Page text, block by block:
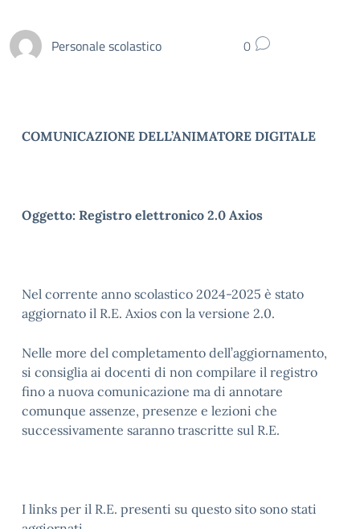
Personale scolastico 0
COMUNICAZIONE DELL’ANIMATORE DIGITALE
Oggetto: Registro elettronico 2.0 Axios
Nel corrente anno scolastico 2024-2025 è stato
aggiornato il R.E. Axios con la versione 2.0.
Nelle more del completamento dell’aggiornamento,
si consiglia ai docenti di non compilare il registro
fino a nuova comunicazione ma di annotare
comunque assenze, presenze e lezioni che
successivamente saranno trascritte sul R.E.
I links per il R.E. presenti su questo sito sono stati